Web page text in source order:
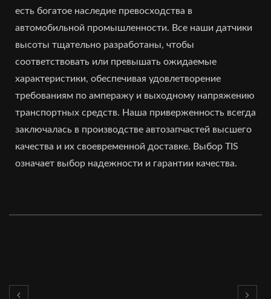
есть богатое наследие превосходства в
автомобильной промышленности. Все наши датчики
высоты тщательно разработаны, чтобы
соответствовать или превышать ожидаемые
характеристики, обеспечивая удовлетворение
требованиям по амперажу и выходному напряжению
транспортных средств. Наша приверженность всегда
заключалась в производстве автозапчастей высшего
качества и их своевременной доставке. Выбор TIS
означает выбор надежности и гарантии качества.